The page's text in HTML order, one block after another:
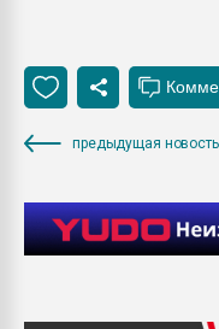
предыдущая новость